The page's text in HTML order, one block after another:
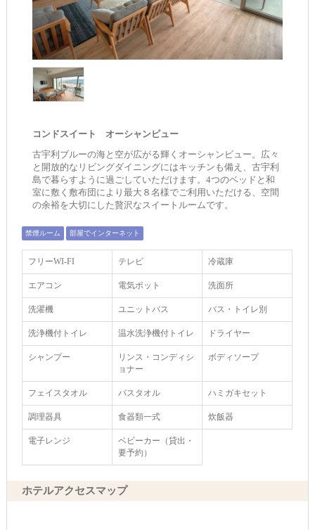
コンドスイート オーシャンビュー
古宇利ブルーの海と空が広がる輝くオーシャンビュー。広々
と開放的なリビングダイニングにはキッチンも備え、古宇利
島で暮らすように過ごしていただけます。4つのベッドと和
室に敷く敷布団により最大８名様でご利用いただける、空間
の余裕を大切にした贅沢なスイートルームです。
禁煙ルーム 部屋でインターネット
フリーWI‐FI テレビ 冷蔵庫
エアコン 電気ポット 洗面所
洗濯機 ユニットバス バス・トイレ別
洗浄機付トイレ 温水洗浄機付トイレ ドライヤー
シャンプー
リンス・コンディシ
ョナー
ボディソープ
フェイスタオル バスタオル ハミガキセット
調理器具 食器類一式 炊飯器
電子レンジ
ベビーカー（貸出・
要予約）
ホテルアクセスマップ